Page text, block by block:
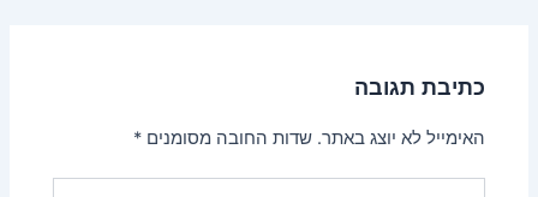
כתיבת תגובה
האימייל לא יוצג באתר. שדות החובה מסומנים*